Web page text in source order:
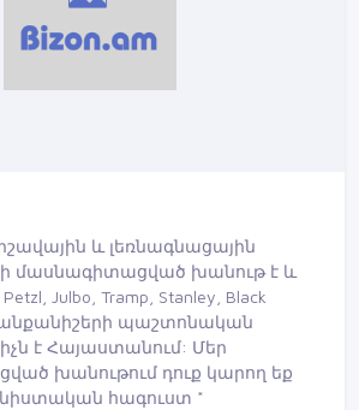
և լեռնագնացային
մասնագիտացված խանութ է և
Julbo, Tramp, Stanley, Black
պաշտոնական
է Հայաստանում: Մեր
խանութում դուք կարող եք
հագուստ *